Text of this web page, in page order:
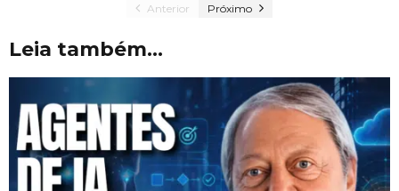
Anterior Próximo
Leia também...